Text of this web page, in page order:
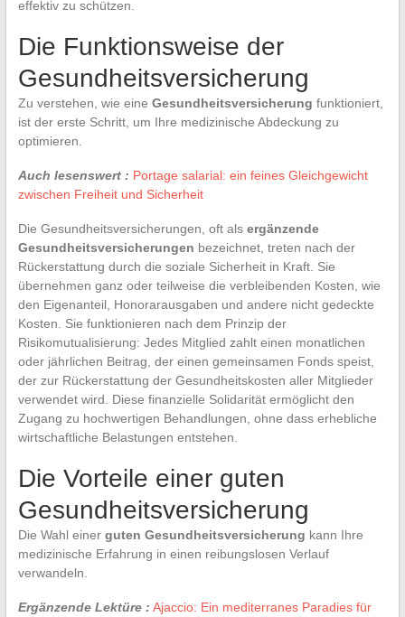
effektiv zu schützen.
Die Funktionsweise der
Gesundheitsversicherung
Zu verstehen, wie eine Gesundheitsversicherung funktioniert,
ist der erste Schritt, um Ihre medizinische Abdeckung zu
optimieren.
Auch lesenswert : Portage salarial: ein feines Gleichgewicht
zwischen Freiheit und Sicherheit
Die Gesundheitsversicherungen, oft als ergänzende
Gesundheitsversicherungen bezeichnet, treten nach der
Rückerstattung durch die soziale Sicherheit in Kraft. Sie
übernehmen ganz oder teilweise die verbleibenden Kosten, wie
den Eigenanteil, Honorarausgaben und andere nicht gedeckte
Kosten. Sie funktionieren nach dem Prinzip der
Risikomutualisierung: Jedes Mitglied zahlt einen monatlichen
oder jährlichen Beitrag, der einen gemeinsamen Fonds speist,
der zur Rückerstattung der Gesundheitskosten aller Mitglieder
verwendet wird. Diese finanzielle Solidarität ermöglicht den
Zugang zu hochwertigen Behandlungen, ohne dass erhebliche
wirtschaftliche Belastungen entstehen.
Die Vorteile einer guten
Gesundheitsversicherung
Die Wahl einer guten Gesundheitsversicherung kann Ihre
medizinische Erfahrung in einen reibungslosen Verlauf
verwandeln.
Ergänzende Lektüre : Ajaccio: Ein mediterranes Paradies für